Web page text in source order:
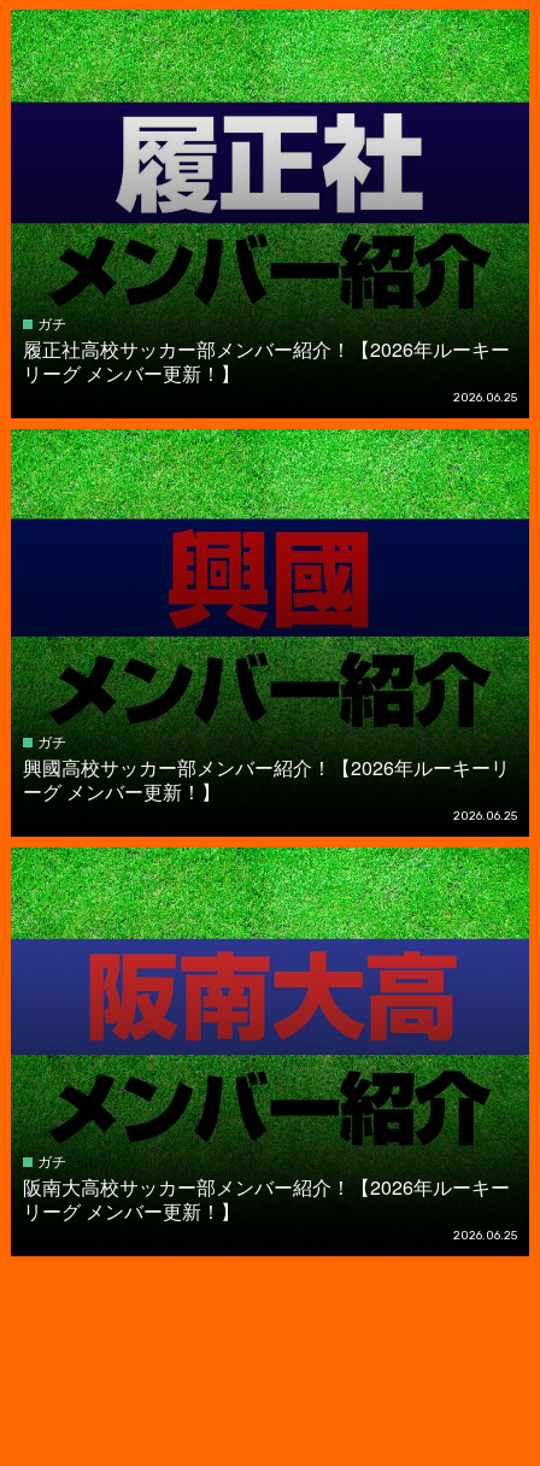
ガチ
履正社高校サッカー部メンバー紹介！【2026年ルーキー
リーグ メンバー更新！】
2026.06.25
ガチ
興國高校サッカー部メンバー紹介！【2026年ルーキーリ
ーグ メンバー更新！】
2026.06.25
ガチ
阪南大高校サッカー部メンバー紹介！【2026年ルーキー
リーグ メンバー更新！】
2026.06.25